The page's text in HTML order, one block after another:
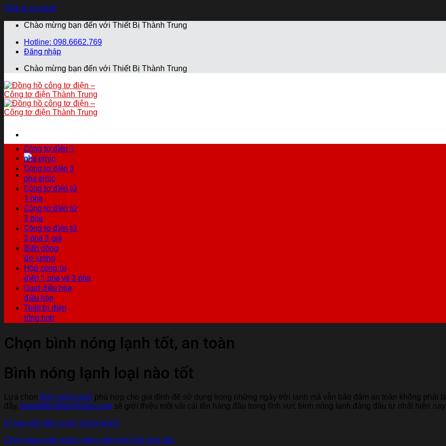
Skip to content
Chào mừng bạn đến với Thiết Bị Thành Trung
Hotline: 098.6662.769
Đăng nhập
Chào mừng bạn đến với Thiết Bị Thành Trung
Công tơ điện 1
pha emic
Công tơ điện 3
pha emic
Công tơ điện tử
1 pha
Công tơ điện tử
3 pha
Công tơ điện tử
3 pha 3 giá
Biến dòng
đo lường
Hộp công tơ
điện 1 pha và 3 pha
Quạt điều hòa
điều hòa
Thiết bị điện
tổng hợp
Chọn bình nóng lạnh tốt, an toàn
Bình nóng lạnh loại nào tốt
Lựa chọn bình nóng lạnh phù hợp cho gia đình để sử dụng trong những ngày trời lạnh mà vẫn bảo đảm an toàn không phải
đây, thietbidienthanhtrung.com sẽ giới thiệu một vài cái tên hàng đầu trong lĩnh vực bình nóng lạnh đáng đầu tư nhất hiện
Vì sao nên tắm nước nóng lạnh?
Chọn mua máy nước nóng phù hợp với nhu cầu